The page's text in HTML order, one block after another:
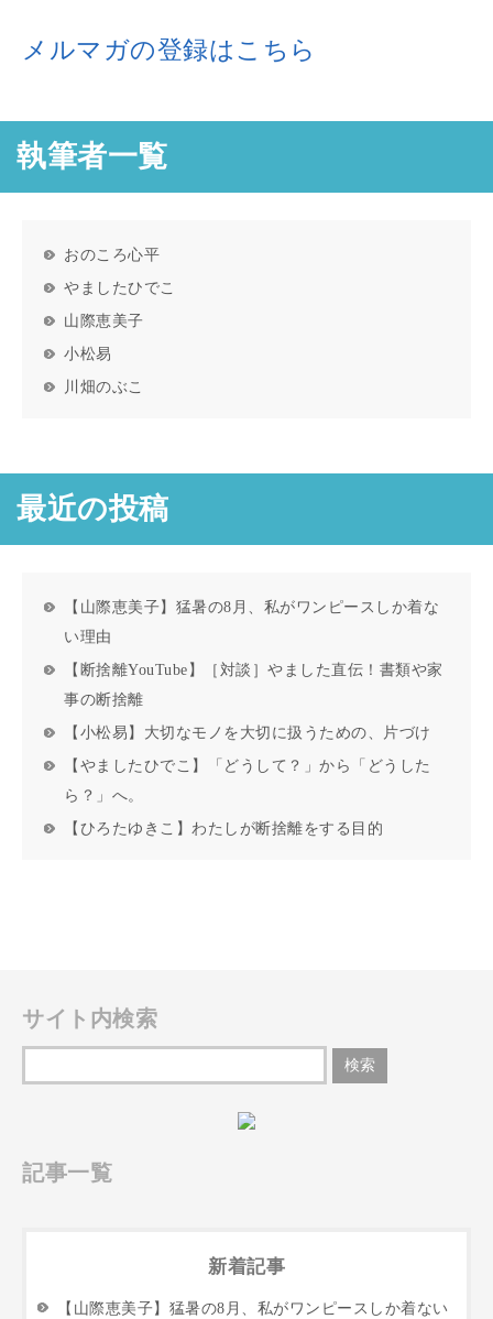
メルマガの登録はこちら
執筆者一覧
おのころ心平
やましたひでこ
山際恵美子
小松易
川畑のぶこ
最近の投稿
【山際恵美子】猛暑の8月、私がワンピースしか着な
い理由
【断捨離YouTube】［対談］やました直伝！書類や家
事の断捨離
【小松易】大切なモノを大切に扱うための、片づけ
【やましたひでこ】「どうして？」から「どうした
ら？」へ。
【ひろたゆきこ】わたしが断捨離をする目的
サイト内検索
記事一覧
新着記事
【山際恵美子】猛暑の8月、私がワンピースしか着ない